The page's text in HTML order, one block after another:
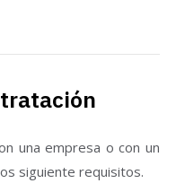
una empresa o con un
siguiente requisitos.